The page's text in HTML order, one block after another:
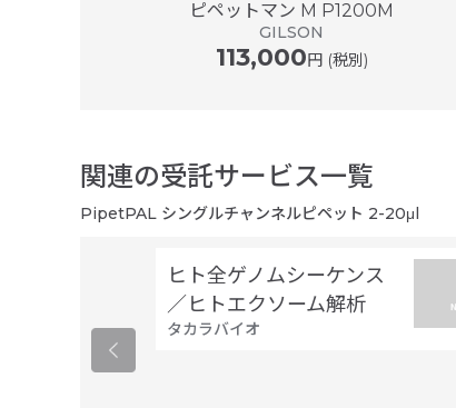
ピペットマン M P1200M
GILSON
113,000円 (税別)
関連の受託サービス一覧
PipetPAL シングルチャンネルピペット 2-20μl
ヒト全ゲノムシーケンス
／ヒトエクソーム解析
タカラバイオ